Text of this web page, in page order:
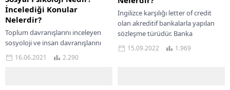
İncelediği Konular
Nelerdir?
Toplum davranışlarını inceleyen
sosyoloji ve insan davranışlarını
inceleyen psikolojinin buluşma
noktası olan sosyal psikoloji,
16.06.2021 2.290
İngilizce karşılığı letter of credit
olan akreditif bankalarla yapılan
sözleşme türüdür. Banka
tarafından ihracatçıya belirlenmiş
olan şartlarda ödeme yapılacağı
15.09.2022 1.969